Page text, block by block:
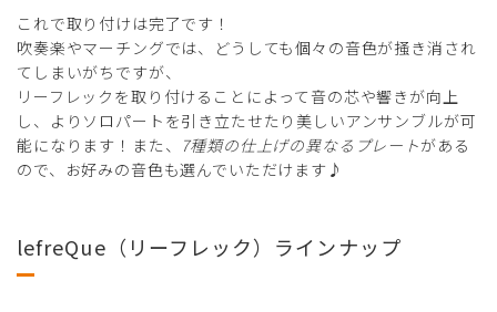
これで取り付けは完了です！
吹奏楽やマーチングでは、どうしても個々の音色が掻き消され
てしまいがちですが、
リーフレックを取り付けることによって音の芯や響きが向上
し、よりソロパートを引き立たせたり美しいアンサンブルが可
能になります！また、
7種類の仕上げの異なるプレートがある
ので、お好みの音色も選んでいただけます♪
lefreQue（リーフレック）ラインナップ